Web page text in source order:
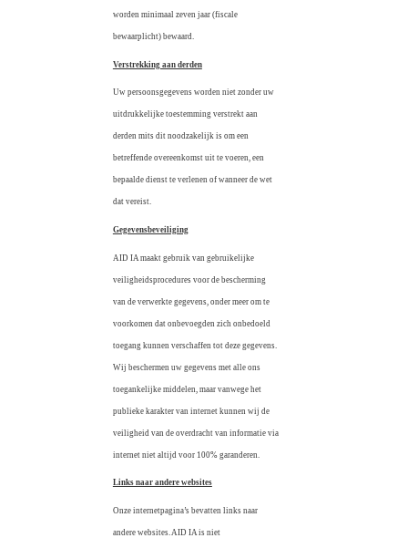
worden minimaal zeven jaar (fiscale
bewaarplicht) bewaard.
Verstrekking aan derden
Uw persoonsgegevens worden niet zonder uw
uitdrukkelijke toestemming verstrekt aan
derden mits dit noodzakelijk is om een
betreffende overeenkomst uit te voeren, een
bepaalde dienst te verlenen of wanneer de wet
dat vereist.
Gegevensbeveiliging
AID IA maakt gebruik van gebruikelijke
veiligheidsprocedures voor de bescherming
van de verwerkte gegevens, onder meer om te
voorkomen dat onbevoegden zich onbedoeld
toegang kunnen verschaffen tot deze gegevens.
Wij beschermen uw gegevens met alle ons
toegankelijke middelen, maar vanwege het
publieke karakter van internet kunnen wij de
veiligheid van de overdracht van informatie via
internet niet altijd voor 100% garanderen.
Links naar andere websites
Onze internetpagina’s bevatten links naar
andere websites. AID IA is niet